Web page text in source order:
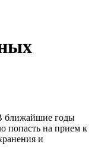
ближайшие годы
попасть на прием к
и